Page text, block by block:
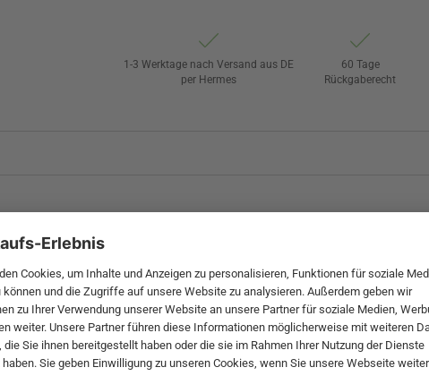
1-3 Werktage nach Versand aus DE
per Hermes
60 Tage
Rückgaberecht